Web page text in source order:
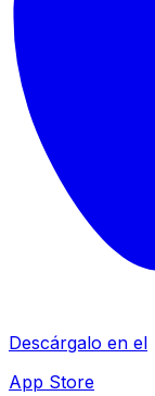
Descárgalo en el
App Store